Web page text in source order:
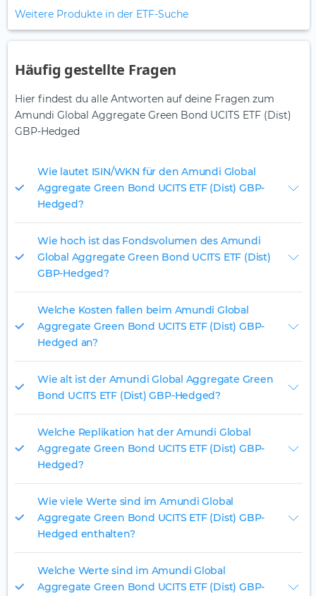
Weitere Produkte in der ETF-Suche
Häufig gestellte Fragen
Hier findest du alle Antworten auf deine Fragen zum
Amundi Global Aggregate Green Bond UCITS ETF (Dist)
GBP-Hedged
Wie lautet ISIN/WKN für den Amundi Global
Aggregate Green Bond UCITS ETF (Dist) GBP-
Hedged?
Wie hoch ist das Fondsvolumen des Amundi
Global Aggregate Green Bond UCITS ETF (Dist)
GBP-Hedged?
Welche Kosten fallen beim Amundi Global
Aggregate Green Bond UCITS ETF (Dist) GBP-
Hedged an?
Wie alt ist der Amundi Global Aggregate Green
Bond UCITS ETF (Dist) GBP-Hedged?
Welche Replikation hat der Amundi Global
Aggregate Green Bond UCITS ETF (Dist) GBP-
Hedged?
Wie viele Werte sind im Amundi Global
Aggregate Green Bond UCITS ETF (Dist) GBP-
Hedged enthalten?
Welche Werte sind im Amundi Global
Aggregate Green Bond UCITS ETF (Dist) GBP-